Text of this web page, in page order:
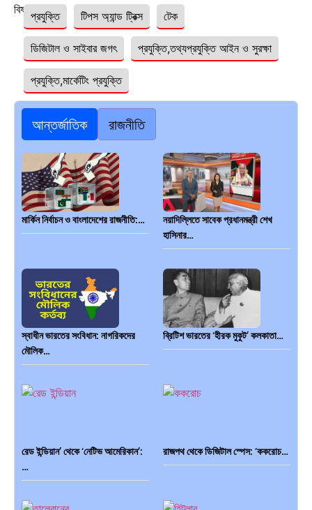
বিষয়ঃ প্রযুক্তি টিপস অ্যান্ড ট্রিক্স টেক
ডিজিটাল ও সাইবার জগৎ প্রযুক্তি,তথ্যপ্রযুক্তি আইন ও সুরক্ষা
প্রযুক্তি,মার্কেটিং প্রযুক্তি
আন্তর্জাতিক রাজনীতি
মার্কিন নির্বাচন ও বাংলাদেশের রাজনীতি:…
নয়াদিল্লিতে সাবেক প্রধানমন্ত্রী শেখ
হাসিনার…
স্বাধীন ভারতের সংবিধান: নাগরিকদের
মৌলিক…
ব্রিটিশ ভারতের ‘হীরক মুকুট’ কলকাতা…
রেড ইন্ডিয়ান’ থেকে ‘নেটিভ আমেরিকান’:
…
রাজপথ থেকে ডিজিটাল স্পেস: ‘ককরোচ…